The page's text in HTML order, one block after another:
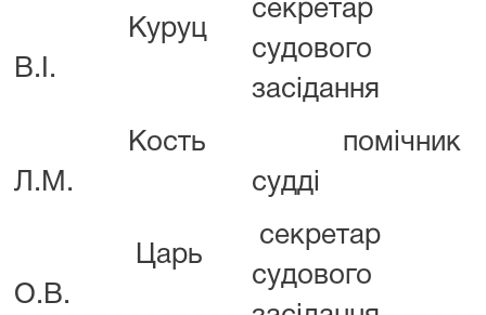
Куруц
В.І.
секретар
судового
засідання
Кость
Л.М.
помічник
судді
Царь
О.В.
секретар
судового